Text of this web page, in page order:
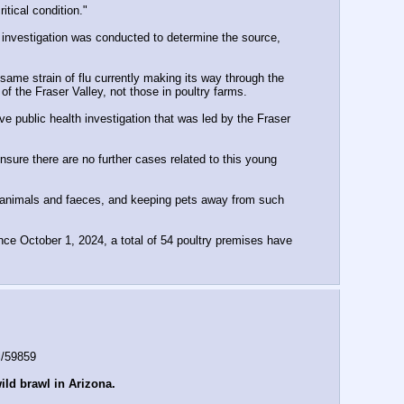
condition."
was conducted to determine the source,
strain of flu currently making its way through the
the Fraser Valley, not those in poultry farms.
public health investigation that was led by the Fraser
there are no further cases related to this young
and faeces, and keeping pets away from such
October 1, 2024, a total of 54 poultry premises have
59859
brawl in Arizona.